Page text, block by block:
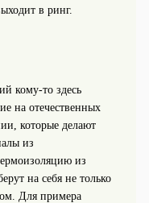
в ринг.
кому-то здесь
на отечественных
которые делают
из
из
на себя не только
Для примера